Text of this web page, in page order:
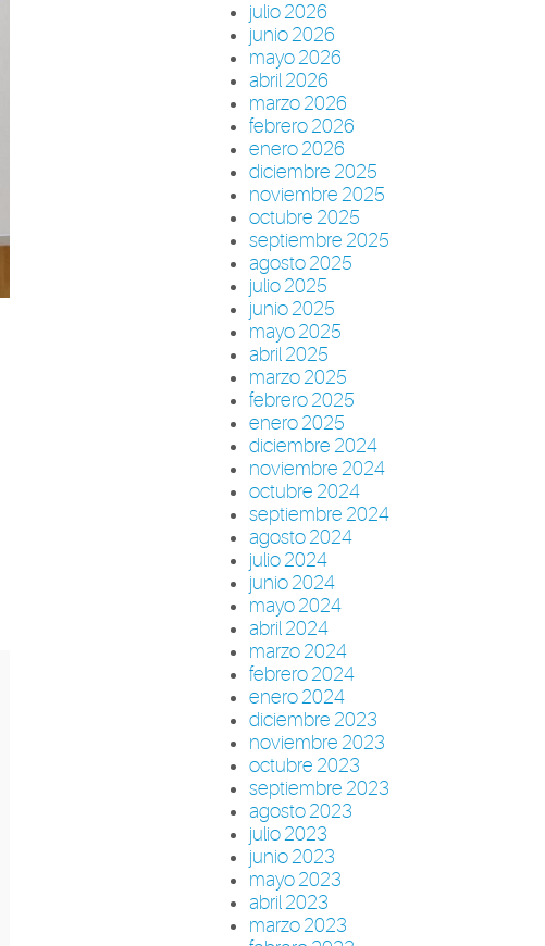
julio 2026
junio 2026
mayo 2026
abril 2026
marzo 2026
febrero 2026
enero 2026
diciembre 2025
noviembre 2025
octubre 2025
septiembre 2025
agosto 2025
julio 2025
junio 2025
mayo 2025
abril 2025
marzo 2025
febrero 2025
enero 2025
diciembre 2024
noviembre 2024
octubre 2024
septiembre 2024
agosto 2024
julio 2024
junio 2024
mayo 2024
abril 2024
marzo 2024
febrero 2024
enero 2024
diciembre 2023
noviembre 2023
octubre 2023
septiembre 2023
agosto 2023
julio 2023
junio 2023
mayo 2023
abril 2023
marzo 2023